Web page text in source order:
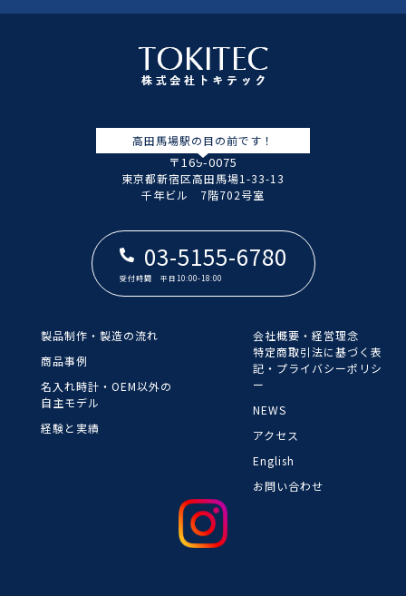
高田馬場駅の目の前です！
〒169-0075
東京都新宿区高田馬場1-33-13
​​​​​​​千年ビル 7階702号室
03-5155-6780
受付時間 平日10:00-18:00
製品制作・製造の流れ
商品事例
名入れ時計・OEM以外の
自主モデル
経験と実績
会社概要・経営理念
​​​​​​​特定商取引法に基づく表
記・プライバシーポリシ
ー
NEWS
アクセス
English
お問い合わせ